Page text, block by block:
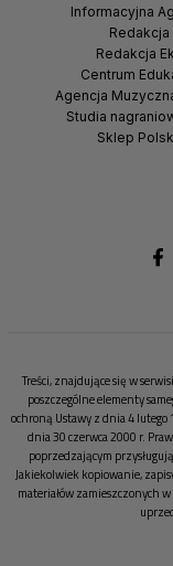
Informacyjna
Redakcja
Centrum
Agencja
Studia
Sklep
Treści, znajdujące się w
poszczególne elementy
ochroną Ustawy z dnia 4
dnia 30 czerwca 2000 r.
poprzedzającym
Jakiekolwiek kopiowanie,
materiałów zamieszczonych